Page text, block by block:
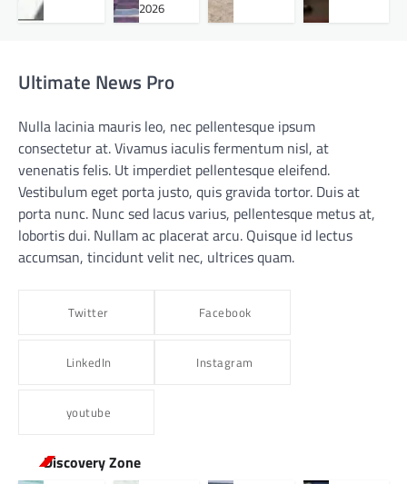
2026
Ultimate News Pro
Nulla lacinia mauris leo, nec pellentesque ipsum
consectetur at. Vivamus iaculis fermentum nisl, at
venenatis felis. Ut imperdiet pellentesque eleifend.
Vestibulum eget porta justo, quis gravida tortor. Duis at
porta nunc. Nunc sed lacus varius, pellentesque metus at,
lobortis dui. Nullam ac placerat arcu. Quisque id lectus
accumsan, tincidunt velit nec, ultrices quam.
Twitter Facebook
LinkedIn Instagram
youtube
Discovery Zone